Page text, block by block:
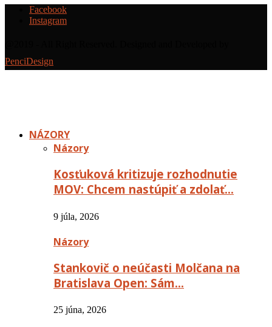
Facebook
Instagram
PenciDesign
NÁZORY
Názory
Kosťuková kritizuje rozhodnutie
MOV: Chcem nastúpiť a zdolať…
9 júla, 2026
Názory
Stankovič o neúčasti Molčana na
Bratislava Open: Sám…
25 júna, 2026